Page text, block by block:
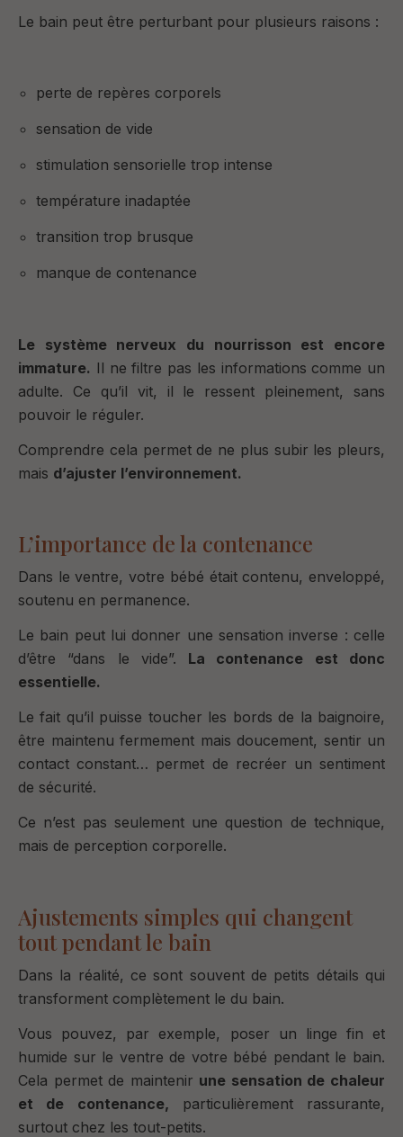
Le bain peut être perturbant pour plusieurs raisons :
perte de repères corporels
sensation de vide
stimulation sensorielle trop intense
température inadaptée
transition trop brusque
manque de contenance
Le système nerveux du nourrisson est encore
immature. Il ne filtre pas les informations comme un
adulte. Ce qu’il vit, il le ressent pleinement, sans
pouvoir le réguler.
Comprendre cela permet de ne plus subir les pleurs,
mais d’ajuster l’environnement.
L’importance de la contenance
Dans le ventre, votre bébé était contenu, enveloppé,
soutenu en permanence.
Le bain peut lui donner une sensation inverse : celle
d’être “dans le vide”. La contenance est donc
essentielle.
Le fait qu’il puisse toucher les bords de la baignoire,
être maintenu fermement mais doucement, sentir un
contact constant… permet de recréer un sentiment
de sécurité.
Ce n’est pas seulement une question de technique,
mais de perception corporelle.
Ajustements simples qui changent
tout pendant le bain
Dans la réalité, ce sont souvent de petits détails qui
transforment complètement le du bain.
Vous pouvez, par exemple, poser un linge fin et
humide sur le ventre de votre bébé pendant le bain.
Cela permet de maintenir une sensation de chaleur
et de contenance, particulièrement rassurante,
surtout chez les tout-petits.